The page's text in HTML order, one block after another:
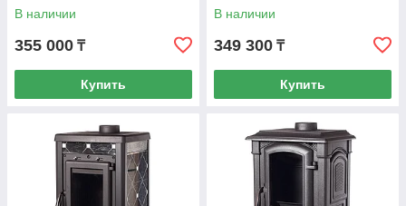
В наличии
355 000 ₸
Купить
В наличии
349 300 ₸
Купить